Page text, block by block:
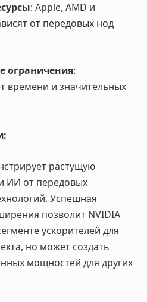
: Apple, AMD и
от передовых нод
ограничения:
времени и значительных
растущую
ИИ от передовых
Успешная
позволит NVIDIA
ускорителей для
но может создать
мощностей для других